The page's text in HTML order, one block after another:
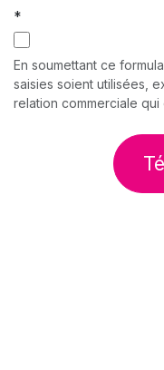
*
En soumettant ce
saisies soient utilisées,
relation commerciale